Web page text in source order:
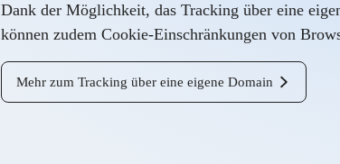
Dank der Möglichkeit, das Tracking über eine
können zudem Cookie-Einschränkungen von
Mehr zum Tracking über eine eigene Domain